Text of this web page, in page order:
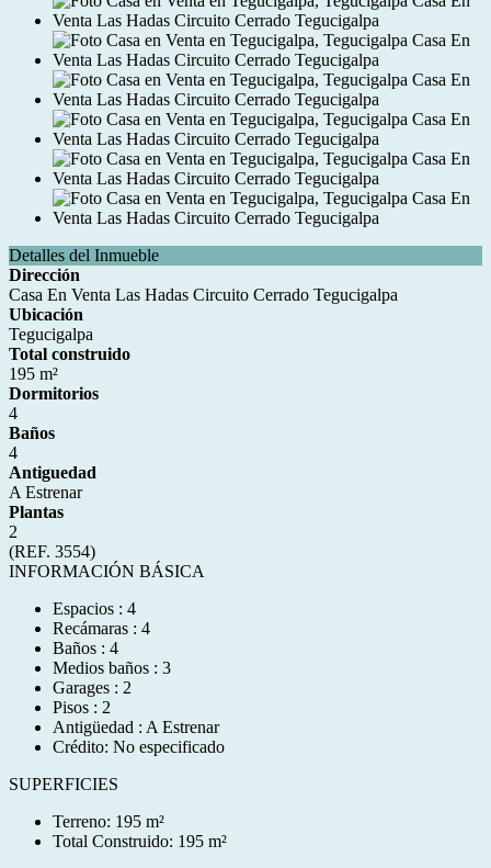
Detalles del Inmueble
Dirección
Casa En Venta Las Hadas Circuito Cerrado Tegucigalpa
Ubicación
Tegucigalpa
Total construido
195 m²
Dormitorios
4
Baños
4
Antiguedad
A Estrenar
Plantas
2
(REF. 3554)
INFORMACIÓN BÁSICA
Espacios : 4
Recámaras : 4
Baños : 4
Medios baños : 3
Garages : 2
Pisos : 2
Antigüedad : A Estrenar
Crédito: No especificado
SUPERFICIES
Terreno: 195 m²
Total Construido: 195 m²